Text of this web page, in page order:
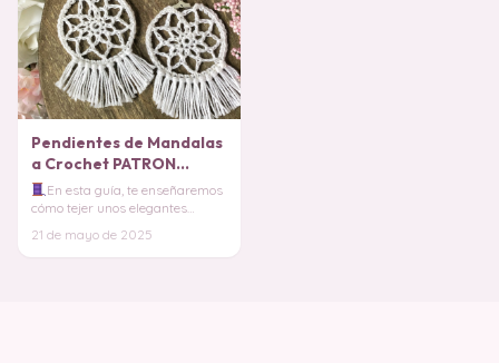
Pendientes de Mandalas
a Crochet PATRON
GRATIS
En esta guía, te enseñaremos
cómo tejer unos elegantes
perfectos par
21 de mayo de 2025